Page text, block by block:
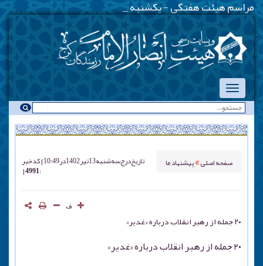
مراسم هیئت هفتگی - یکشنبه شبها - همزما_
صفحه اصلی پیشنهاد ما تاریخ درجسه شنبه 13 تير 1402 در 10:49 کد خبر
: 4991
ف
۲۰ جمله از رهبر انقلاب درباره «غدیر»
۲۰ جمله از رهبر انقلاب درباره «غدیر»